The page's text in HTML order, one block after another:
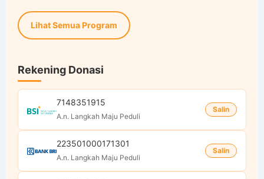
Lihat Semua Program
Rekening Donasi
7148351915
A.n. Langkah Maju Peduli
Salin
223501000171301
A.n. Langkah Maju Peduli
Salin